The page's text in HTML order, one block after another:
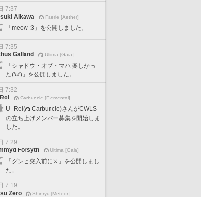
7:37
Aikawa
Faerie [Aether]
「meow :3」を公開しました。
7:35
Galland
Ultima [Gaia]
「シャドウ・オブ・マハ 楽しかっ
た('ω')」を公開しました。
7:32
Carbuncle [Elemental]
U- Rei(
Carbuncle)さんがCWLS
の立ち上げメンバー募集を開始しま
した。
7:29
Forsyth
Ultima [Gaia]
「グンヒ突入前に⚔️」を公開しまし
た。
7:19
Zero
Shinryu [Meteor]